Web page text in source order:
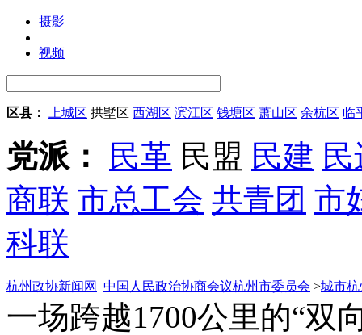
摄影
视频
区县： 上城区 拱墅区 西湖区 滨江区 钱塘区 萧山区 余杭区 临
党派： 民革 民盟 民建
商联 市总工会 共青团 市
科联
杭州政协新闻网 中国人民政治协商会议杭州市委员会 >城市杭
一场跨越1700公里的“双